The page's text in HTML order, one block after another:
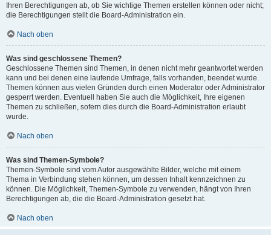
Ihren Berechtigungen ab, ob Sie wichtige Themen erstellen können oder nicht;
die Berechtigungen stellt die Board-Administration ein.
Nach oben
Was sind geschlossene Themen?
Geschlossene Themen sind Themen, in denen nicht mehr geantwortet werden
kann und bei denen eine laufende Umfrage, falls vorhanden, beendet wurde.
Themen können aus vielen Gründen durch einen Moderator oder Administrator
gesperrt werden. Eventuell haben Sie auch die Möglichkeit, Ihre eigenen
Themen zu schließen, sofern dies durch die Board-Administration erlaubt
wurde.
Nach oben
Was sind Themen-Symbole?
Themen-Symbole sind vom Autor ausgewählte Bilder, welche mit einem
Thema in Verbindung stehen können, um dessen Inhalt kennzeichnen zu
können. Die Möglichkeit, Themen-Symbole zu verwenden, hängt von Ihren
Berechtigungen ab, die die Board-Administration gesetzt hat.
Nach oben